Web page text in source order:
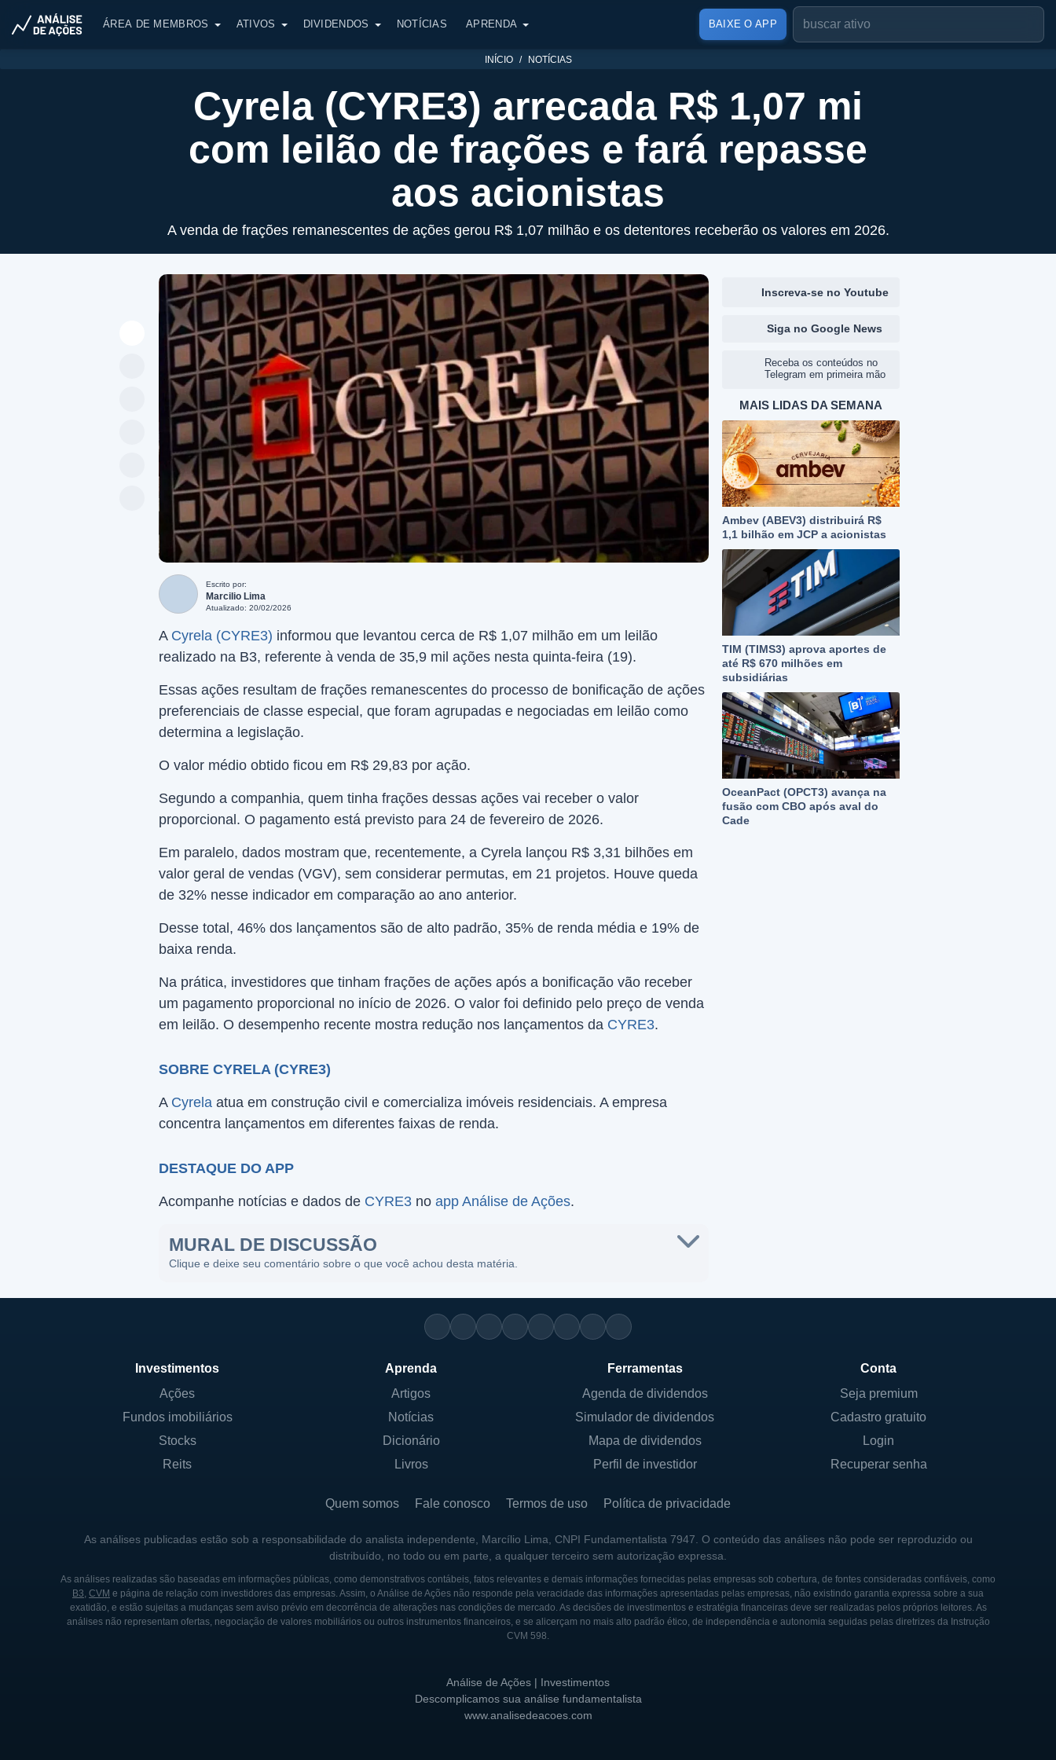
ÁREA DE MEMBROS ATIVOS DIVIDENDOS NOTÍCIAS APRENDA BAIXE O APP
INÍCIO NOTÍCIAS
Cyrela (CYRE3) arrecada R$ 1,07 mi
com leilão de frações e fará repasse
aos acionistas
A venda de frações remanescentes de ações gerou R$ 1,07 milhão e os detentores receberão os valores em 2026.
Escrito por:
Marcilio Lima
Atualizado: 20/02/2026
A Cyrela (CYRE3) informou que levantou cerca de R$ 1,07 milhão em um leilão
realizado na B3, referente à venda de 35,9 mil ações nesta quinta-feira (19).
Essas ações resultam de frações remanescentes do processo de bonificação de ações
preferenciais de classe especial, que foram agrupadas e negociadas em leilão como
determina a legislação.
O valor médio obtido ficou em R$ 29,83 por ação.
Segundo a companhia, quem tinha frações dessas ações vai receber o valor
proporcional. O pagamento está previsto para 24 de fevereiro de 2026.
Em paralelo, dados mostram que, recentemente, a Cyrela lançou R$ 3,31 bilhões em
valor geral de vendas (VGV), sem considerar permutas, em 21 projetos. Houve queda
de 32% nesse indicador em comparação ao ano anterior.
Desse total, 46% dos lançamentos são de alto padrão, 35% de renda média e 19% de
baixa renda.
Na prática, investidores que tinham frações de ações após a bonificação vão receber
um pagamento proporcional no início de 2026. O valor foi definido pelo preço de venda
em leilão. O desempenho recente mostra redução nos lançamentos da CYRE3.
SOBRE CYRELA (CYRE3)
A Cyrela atua em construção civil e comercializa imóveis residenciais. A empresa
concentra lançamentos em diferentes faixas de renda.
DESTAQUE DO APP
Acompanhe notícias e dados de CYRE3 no app Análise de Ações.
MURAL DE DISCUSSÃO
Clique e deixe seu comentário sobre o que você achou desta matéria.
Inscreva-se no Youtube
Siga no Google News
Receba os conteúdos no
Telegram em primeira mão
MAIS LIDAS DA SEMANA
Ambev (ABEV3) distribuirá R$
1,1 bilhão em JCP a acionistas
TIM (TIMS3) aprova aportes de
até R$ 670 milhões em
subsidiárias
OceanPact (OPCT3) avança na
fusão com CBO após aval do
Cade
Investimentos
Ações
Fundos imobiliários
Stocks
Reits
Aprenda
Artigos
Notícias
Dicionário
Livros
Ferramentas
Agenda de dividendos
Simulador de dividendos
Mapa de dividendos
Perfil de investidor
Conta
Seja premium
Cadastro gratuito
Login
Recuperar senha
Quem somos Fale conosco Termos de uso Política de privacidade
As análises publicadas estão sob a responsabilidade do analista independente, Marcílio Lima, CNPI Fundamentalista 7947. O conteúdo das análises não pode ser reproduzido ou
distribuído, no todo ou em parte, a qualquer terceiro sem autorização expressa.
As análises realizadas são baseadas em informações públicas, como demonstrativos contábeis, fatos relevantes e demais informações fornecidas pelas empresas sob cobertura, de fontes consideradas confiáveis, como
B3, CVM e página de relação com investidores das empresas. Assim, o Análise de Ações não responde pela veracidade das informações apresentadas pelas empresas, não existindo garantia expressa sobre a sua
exatidão, e estão sujeitas a mudanças sem aviso prévio em decorrência de alterações nas condições de mercado. As decisões de investimentos e estratégia financeiras deve ser realizadas pelos próprios leitores. As
análises não representam ofertas, negociação de valores mobiliários ou outros instrumentos financeiros, e se alicerçam no mais alto padrão ético, de independência e autonomia seguidas pelas diretrizes da Instrução
CVM 598.
Análise de Ações | Investimentos
Descomplicamos sua análise fundamentalista
www.analisedeacoes.com